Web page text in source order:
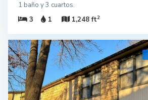
1 baño y 3 cuartos.
3
1 1,248 ft2